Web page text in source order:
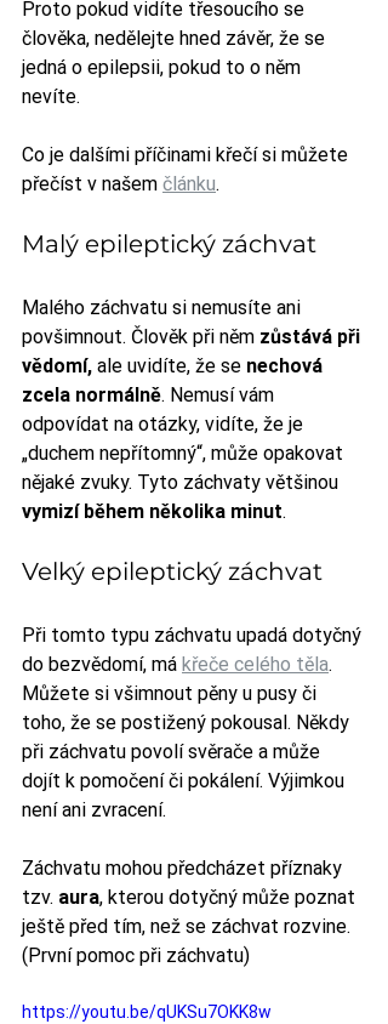
Proto pokud vidíte třesoucího se
člověka, nedělejte hned závěr, že se
jedná o epilepsii, pokud to o něm
nevíte.
Co je dalšími příčinami křečí si můžete
přečíst v našem článku.
Malý epileptický záchvat
Malého záchvatu si nemusíte ani
povšimnout. Člověk při něm zůstává při
vědomí, ale uvidíte, že se nechová
zcela normálně. Nemusí vám
odpovídat na otázky, vidíte, že je
„duchem nepřítomný“, může opakovat
nějaké zvuky. Tyto záchvaty většinou
vymizí během několika minut.
Velký epileptický záchvat
Při tomto typu záchvatu upadá dotyčný
do bezvědomí, má křeče celého těla.
Můžete si všimnout pěny u pusy či
toho, že se postižený pokousal. Někdy
při záchvatu povolí svěrače a může
dojít k pomočení či pokálení. Výjimkou
není ani zvracení.
Záchvatu mohou předcházet příznaky
tzv. aura, kterou dotyčný může poznat
ještě před tím, než se záchvat rozvine.
(První pomoc při záchvatu)
https://youtu.be/qUKSu7OKK8w